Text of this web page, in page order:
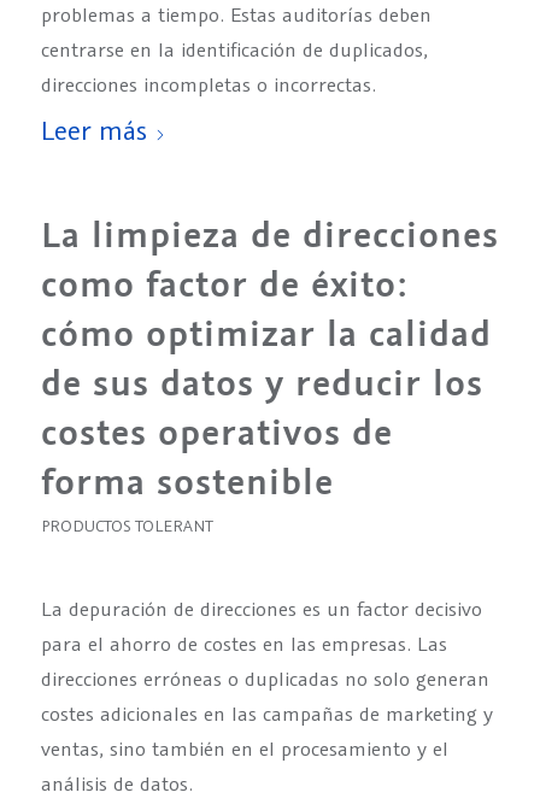
problemas a tiempo. Estas auditorías deben
centrarse en la identificación de duplicados,
direcciones incompletas o incorrectas.
Leer más
La limpieza de direcciones
como factor de éxito:
cómo optimizar la calidad
de sus datos y reducir los
costes operativos de
forma sostenible
PRODUCTOS TOLERANT
La depuración de direcciones es un factor decisivo
para el ahorro de costes en las empresas. Las
direcciones erróneas o duplicadas no solo generan
costes adicionales en las campañas de marketing y
ventas, sino también en el procesamiento y el
análisis de datos.